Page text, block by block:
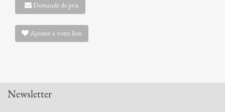
Demande de prix
Ajouter à votre liste
Newsletter